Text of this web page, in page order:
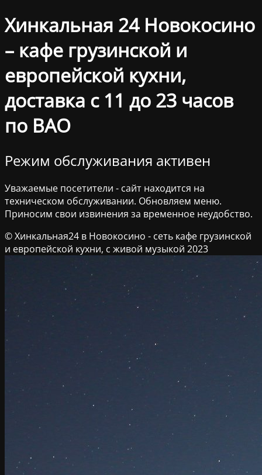
Хинкальная 24 Новокосино
– кафе грузинской и
европейской кухни,
доставка с 11 до 23 часов
по ВАО
Режим обслуживания активен
Уважаемые посетители - сайт находится на
техническом обслуживании. Обновляем меню.
Приносим свои извинения за временное неудобство.
© Хинкальная24 в Новокосино - сеть кафе грузинской
и европейской кухни, с живой музыкой 2023